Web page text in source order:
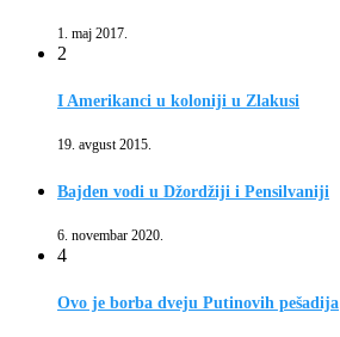
1. maj 2017.
2
I Amerikanci u koloniji u Zlakusi
19. avgust 2015.
Bajden vodi u Džordžiji i Pensilvaniji
6. novembar 2020.
4
Ovo je borba dveju Putinovih pešadija